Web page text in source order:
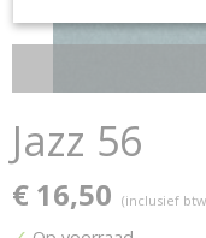
Jazz 56
€ 16,50 (inclusief